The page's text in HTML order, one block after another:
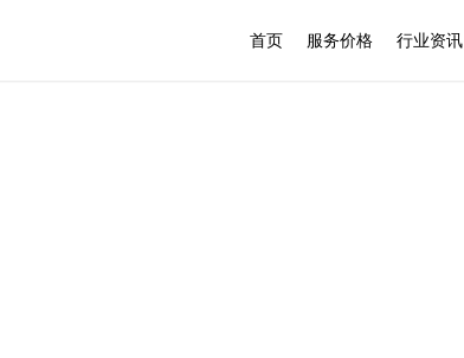
首页 服务价格 行业资讯